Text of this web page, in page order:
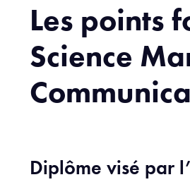
Les points
Science
Diplôme visé par